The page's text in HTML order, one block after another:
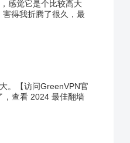
感觉它是个比较高大
害得我折腾了很久，最
。【访问GreenVPN官
，查看 2024 最佳翻墙